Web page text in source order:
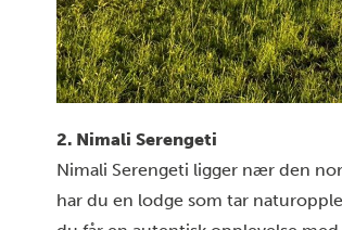
2. Nimali Serengeti
Nimali Serengeti ligger nær den
har du en lodge som tar